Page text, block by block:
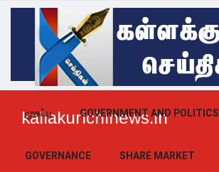
kallakurichinews.in
முகப்பு GOVERNMENT AND POLITICS
GOVERNANCE SHARE MARKET